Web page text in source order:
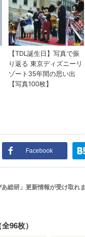
Facebook
あ総研」更新情報が受け取れ
96枚）